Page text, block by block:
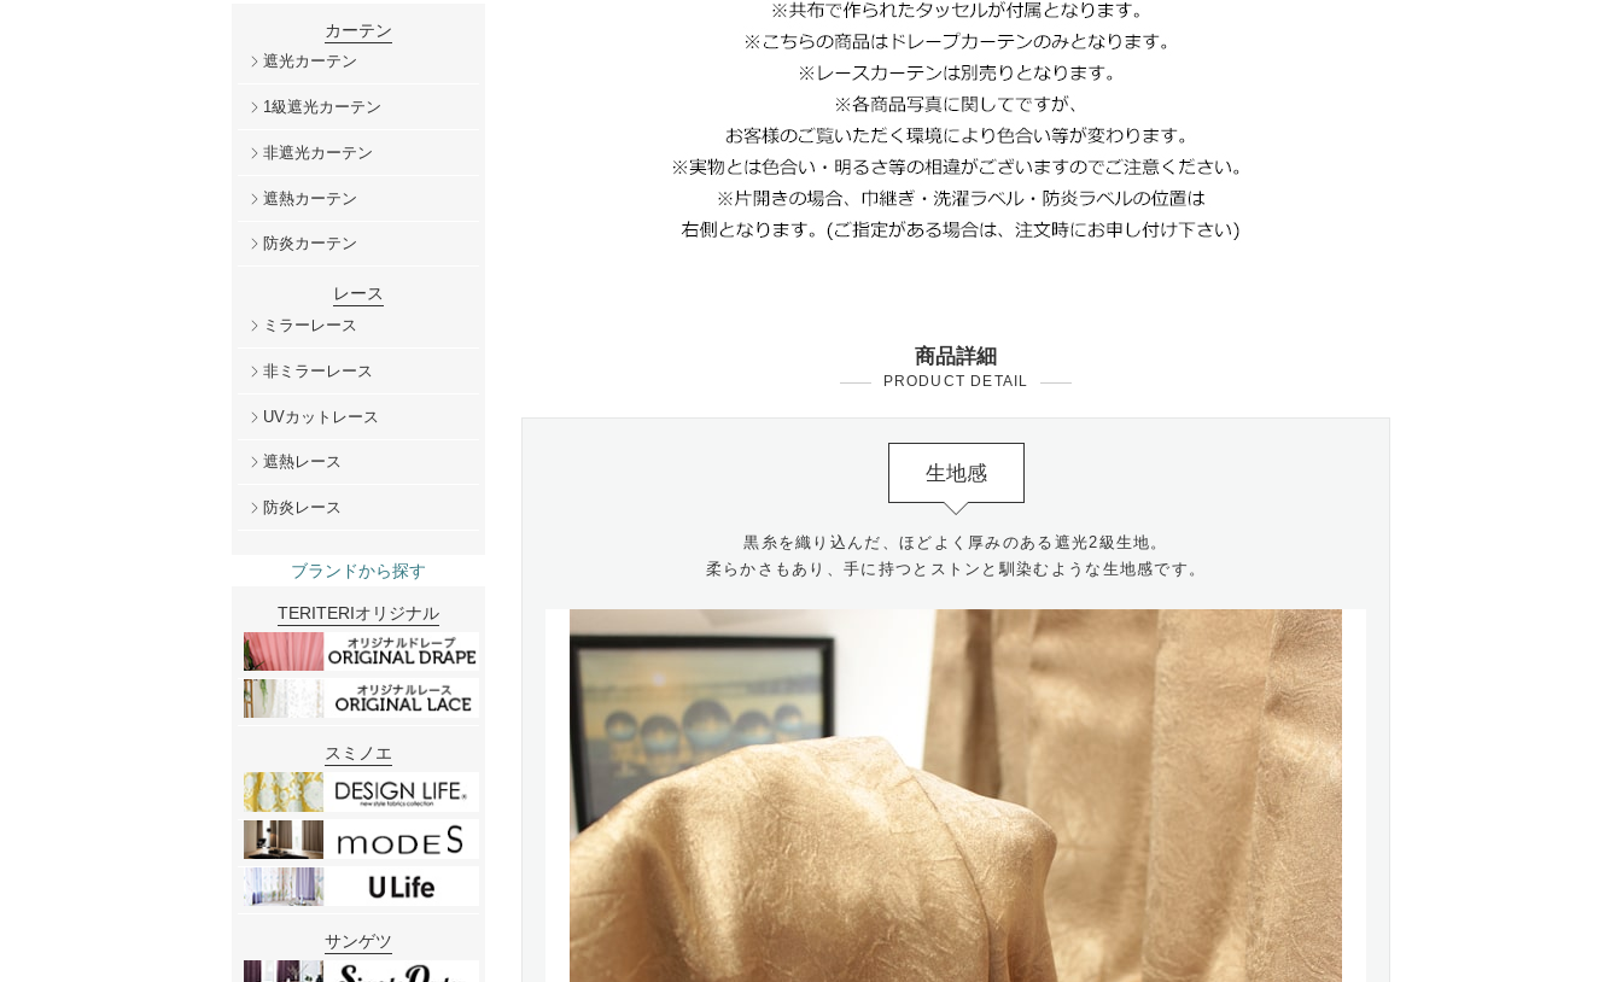
商品詳細
PRODUCT DETAIL
生地感
黒糸を織り込んだ、ほどよく厚みのある遮光2級生地。
柔らかさもあり、手に持つとストンと馴染むような生地感です。
カーテン
遮光カーテン
1級遮光カーテン
非遮光カーテン
遮熱カーテン
防炎カーテン
レース
ミラーレース
非ミラーレース
UVカットレース
遮熱レース
防炎レース
ブランドから探す
TERITERIオリジナル
スミノエ
サンゲツ